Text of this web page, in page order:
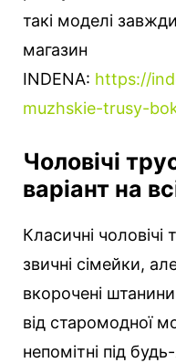
такі моделі
магазин
INDENA: https://
muzhskie-trusy-
Чоловічі
варіант на
Класичні
звичні сімейки,
вкорочені
від старомодної
непомітні під